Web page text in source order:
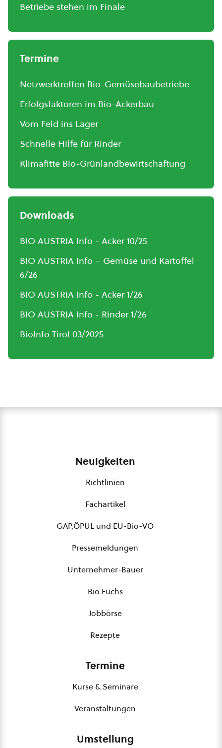
Betriebe stehen im Finale
Termine
Netzwerktreffen Bio-Gemüsebaubetriebe
Erfolgsfaktoren im Bio-Ackerbau
Vom Feld ins Lager
Schnelle Hilfe für Rinder
Klimafitte Bio-Grünlandbewirtschaftung
Downloads
BIO AUSTRIA Info - Acker 10/25
BIO AUSTRIA Info – Gemüse und Kartoffel
6/26
BIO AUSTRIA Info - Acker 1/26
BIO AUSTRIA Info - Rinder 1/26
BioInfo Tirol 03/2025
Neuigkeiten
Richtlinien
Fachartikel
GAP,ÖPUL und EU-Bio-VO
Pressemeldungen
Unternehmer-Bauer
Bio Fuchs
Jobbörse
Rezepte
Termine
Kurse & Seminare
Veranstaltungen
Umstellung